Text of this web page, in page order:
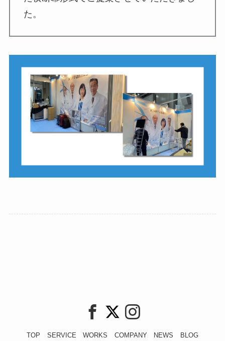
た。
TOP SERVICE WORKS COMPANY NEWS BLOG